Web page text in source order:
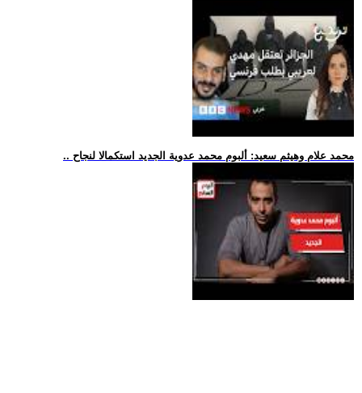
.. محمد علام وهيثم سعيد: ألبوم محمد عدوية الجديد استكمالا لنجاح